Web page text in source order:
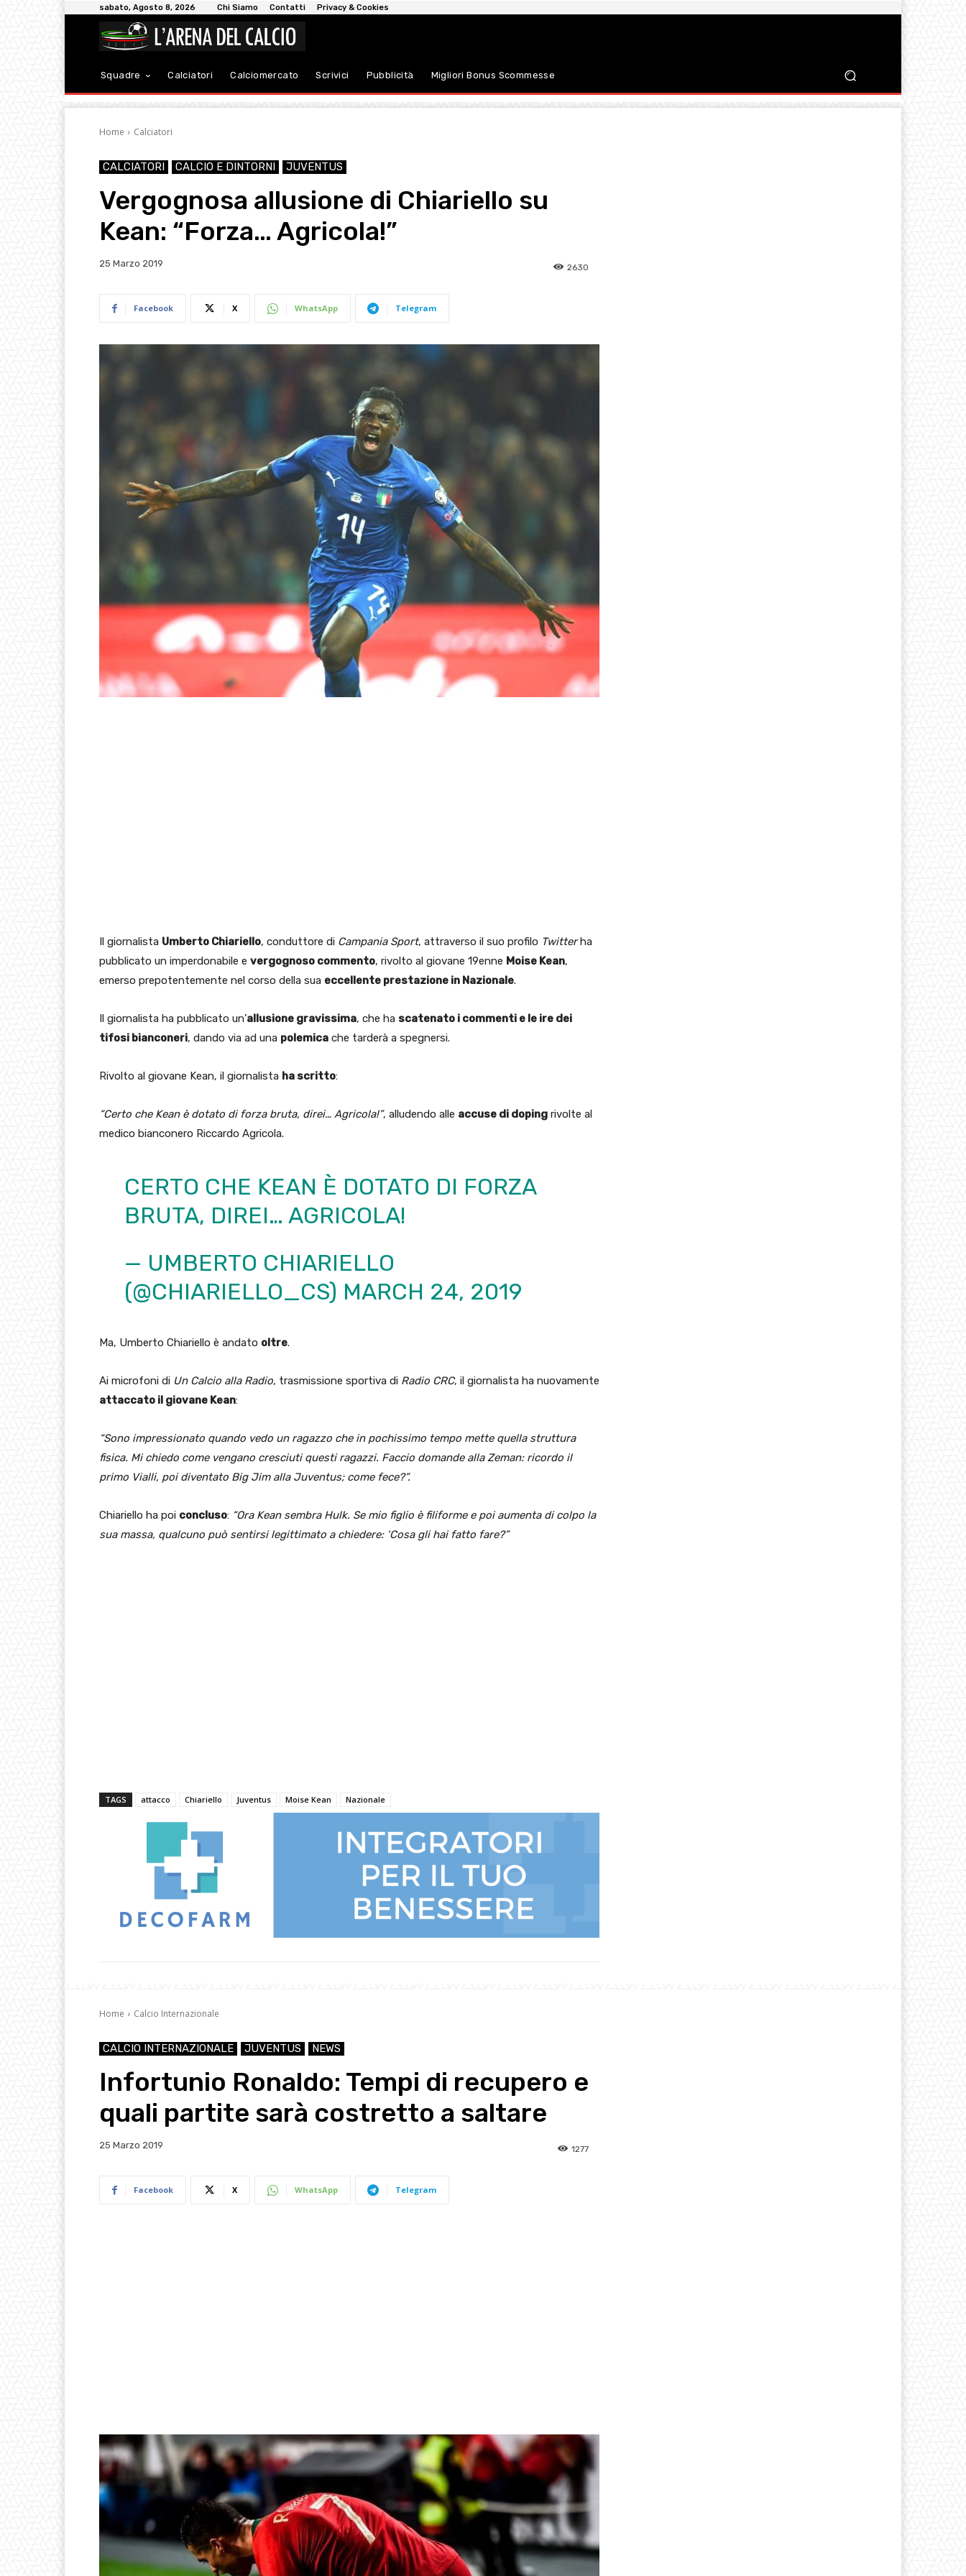
sabato, Agosto 8, 2026 Chi Siamo Contatti Privacy & Cookies
Squadre Calciatori Calciomercato Scrivici Pubblicità Migliori Bonus Scommesse
Home Calciatori
CALCIATORI CALCIO E DINTORNI JUVENTUS
Vergognosa allusione di Chiariello su
Kean: “Forza… Agricola!”
25 Marzo 2019 2630
Facebook X WhatsApp Telegram
Il giornalista Umberto Chiariello, conduttore di Campania Sport, attraverso il suo profilo Twitterha
pubblicato un imperdonabile e vergognoso commento, rivolto al giovane 19enne Moise Kean,
emerso prepotentemente nel corso della sua eccellente prestazione in Nazionale.
Il giornalista ha pubblicato un’allusione gravissima, che ha scatenato i commenti e le ire dei
tifosi bianconeri, dando via ad una polemica che tarderà a spegnersi.
Rivolto al giovane Kean, il giornalista ha scritto:
“Certo che Kean è dotato di forza bruta, direi… Agricola!”, alludendo alle accuse di doping rivolte al
medico bianconero Riccardo Agricola.
CERTO CHE KEAN È DOTATO DI FORZA
BRUTA, DIREI… AGRICOLA!
— UMBERTO CHIARIELLO
(@CHIARIELLO_CS) MARCH 24, 2019
Ma, Umberto Chiariello è andato oltre.
Ai microfoni di Un Calcio alla Radio, trasmissione sportiva di Radio CRC, il giornalista ha nuovamente
attaccato il giovane Kean:
“Sono impressionato quando vedo un ragazzo che in pochissimo tempo mette quella struttura
fisica. Mi chiedo come vengano cresciuti questi ragazzi. Faccio domande alla Zeman: ricordo il
primo Vialli, poi diventato Big Jim alla Juventus; come fece?”.
Chiariello ha poi concluso: “Ora Kean sembra Hulk. Se mio figlio è filiforme e poi aumenta di colpo la
sua massa, qualcuno può sentirsi legittimato a chiedere: ‘Cosa gli hai fatto fare?”
TAGS attacco Chiariello Juventus Moise Kean Nazionale